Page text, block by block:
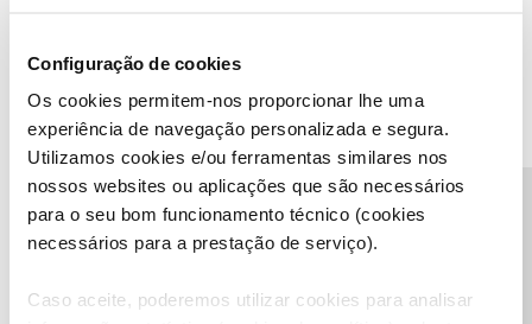
Configuração de cookies
Os cookies permitem-nos proporcionar lhe uma
experiência de navegação personalizada e segura.
Utilizamos cookies e/ou ferramentas similares nos
nossos websites ou aplicações que são necessários
para o seu bom funcionamento técnico (cookies
necessários para a prestação de serviço).
Caso aceite, poderemos utilizar cookies para analisar
Mesmo que tenha terminado.
Eu efetuei as 4 compras, portanto tinha direito, quando fui ao
cinema disseram que a oferta estaria disponivel na proxima ida ao
cinema, porem sumiu da app.
Iniciou outra campanha e a nova compra nem foi considerada.